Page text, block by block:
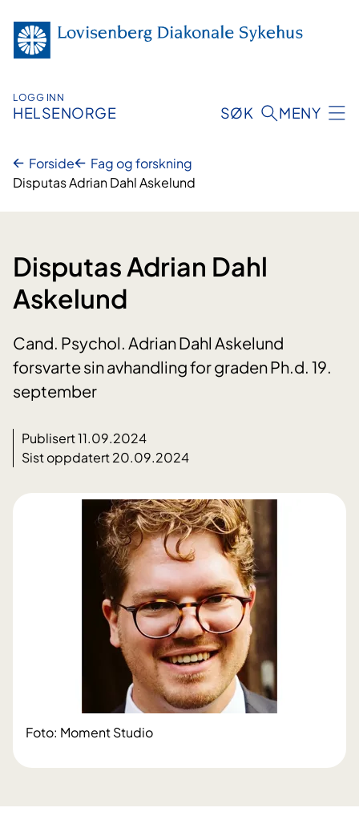
innhold
LOGG INN
HELSENORGE SØK MENY
Forside
Fag og forskning
Disputas Adrian Dahl Askelund
Disputas Adrian Dahl
Askelund
Cand. Psychol. Adrian Dahl Askelund
forsvarte sin avhandling for graden Ph.d. 19.
september
Publisert 11.09.2024
Sist oppdatert 20.09.2024
Foto: Moment Studio